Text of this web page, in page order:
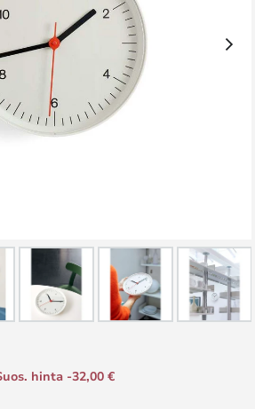
hinta -32,00 €